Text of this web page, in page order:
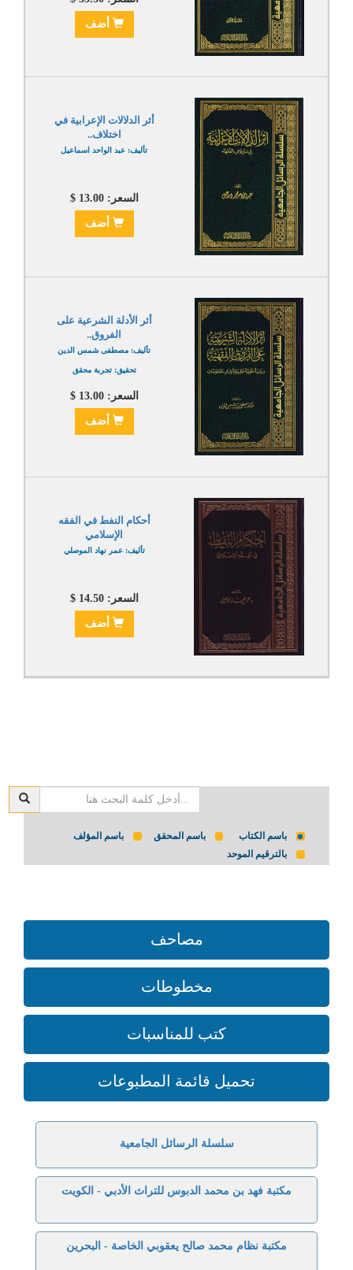
أضف
أثر الدلالات الإعرابية في
اختلاف..
تأليف: عبد الواحد اسماعيل
السعر: 13.00 $
أضف
أثر الأدلة الشرعية على
الفروق..
تأليف: مصطفى شمس الدين
تحقيق: تجربة محقق
السعر: 13.00 $
أضف
أحكام النفط في الفقه
الإسلامي
تأليف: عمر نهاد الموصلي
السعر: 14.50 $
أضف
باسم الكتاب باسم المحقق
باسم المؤلف
بالترقيم الموحد
مصاحف
مخطوطات
كتب للمناسبات
تحميل قائمة المطبوعات
سلسلة الرسائل الجامعية
مكتبة فهد بن محمد الدبوس للتراث الأدبي - الكويت
مكتبة نظام محمد صالح يعقوبي الخاصة - البحرين